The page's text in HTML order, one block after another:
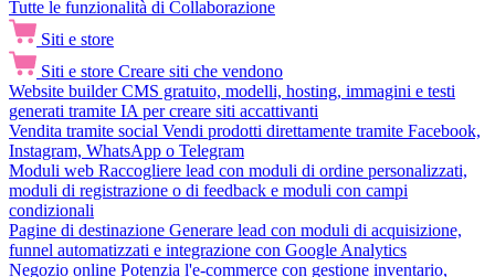
Tutte le funzionalità di Collaborazione
Siti e store
Siti e store Creare siti che vendono
Website builder CMS gratuito, modelli, hosting, immagini e testi
generati tramite IA per creare siti accattivanti
Vendita tramite social Vendi prodotti direttamente tramite Facebook,
Instagram, WhatsApp o Telegram
Moduli web Raccogliere lead con moduli di ordine personalizzati,
moduli di registrazione o di feedback e moduli con campi
condizionali
Pagine di destinazione Generare lead con moduli di acquisizione,
funnel automatizzati e integrazione con Google Analytics
Negozio online Potenzia l'e-commerce con gestione inventario,